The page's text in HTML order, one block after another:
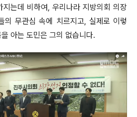
는데 비하여, 우리나라 지방의회 의장
의 무관심 속에 치르지고, 실제로 이렇
아는 도민은 그의 없습니다.